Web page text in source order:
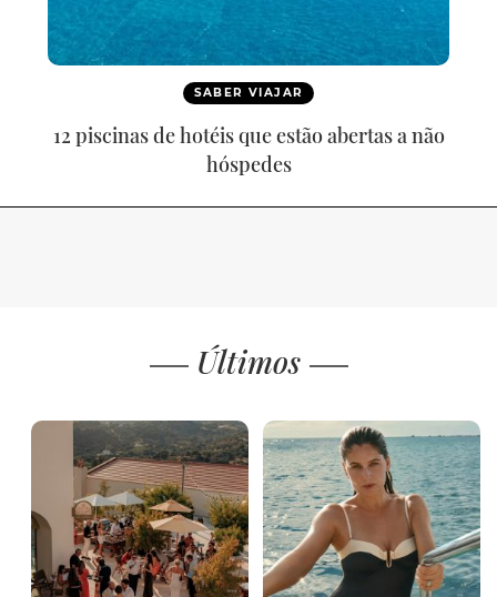
SABER VIAJAR
12 piscinas de hotéis que estão abertas a não
hóspedes
Últimos